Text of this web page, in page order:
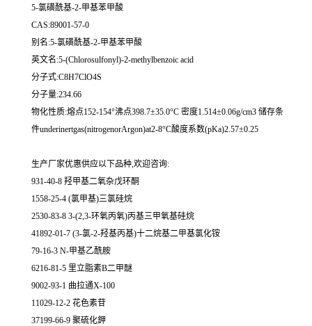
5-氯磺酰基-2-甲基苯甲酸
CAS:89001-57-0
别名:5-氯磺酰基-2-甲基苯甲酸
英文名:5-(Chlorosulfonyl)-2-methylbenzoic acid
分子式:C8H7ClO4S
分子量:234.66
物化性质:熔点152-154°沸点398.7±35.0°C 密度1.514±0.06g/cm3 储存条
件underinertgas(nitrogenorArgon)at2-8°C酸度系数(pKa)2.57±0.25
生产厂家优惠供应以下品种,欢迎咨询:
931-40-8 羟甲基二氧杂戊环酮
1558-25-4 (氯甲基)三氯硅烷
2530-83-8 3-(2,3-环氧丙氧)丙基三甲氧基硅烷
41892-01-7 (3-氯-2-羟基丙基)十二烷基二甲基氯化铵
79-16-3 N-甲基乙酰胺
6216-81-5 里立脂素B二甲醚
9002-93-1 曲拉通X-100
11029-12-2 花色素苷
37199-66-9 聚硫化鉀